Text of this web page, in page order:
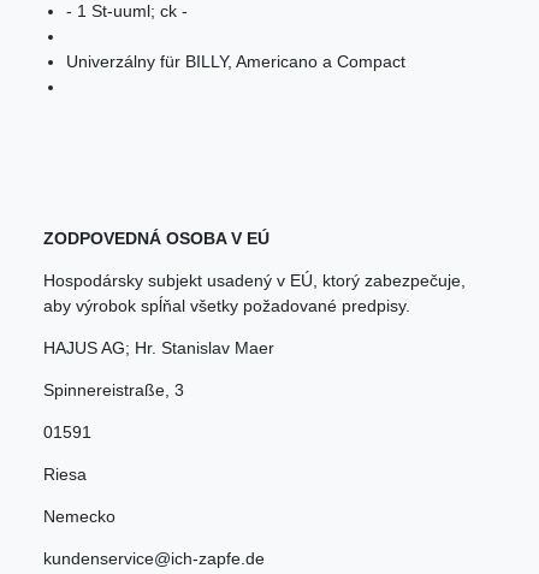
- 1 St-uuml; ck -
Univerzálny für BILLY, Americano a Compact
ZODPOVEDNÁ OSOBA V EÚ
Hospodársky subjekt usadený v EÚ, ktorý zabezpečuje,
aby výrobok spĺňal všetky požadované predpisy.
HAJUS AG; Hr. Stanislav Maer
Spinnereistraße 3
01591
Riesa
Nemecko
kundenservice@ich-zapfe.de